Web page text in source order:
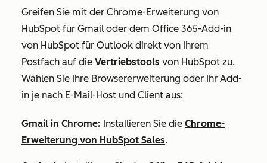
Greifen Sie mit der Chrome-Erweiterung von
HubSpot für Gmail oder dem Office 365-Add-in
von HubSpot für Outlook direkt von Ihrem
Postfach auf die Vertriebstools von HubSpot zu.
Wählen Sie Ihre Browsererweiterung oder Ihr Add-
in je nach E-Mail-Host und Client aus:
Gmail in Chrome: Installieren Sie die Chrome-
Erweiterung von HubSpot Sales.